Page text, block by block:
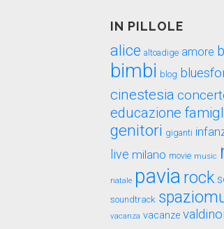
IN PILLOLE
alice altoadige amore
bimbi blog
cinestesia
educazione
genitori giganti
live milano movie music
natale pavia rock
soundtrack
vacanza vacanze